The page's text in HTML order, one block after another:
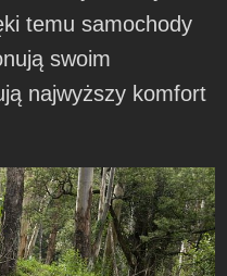
temu samochody
swoim
najwyższy komfort